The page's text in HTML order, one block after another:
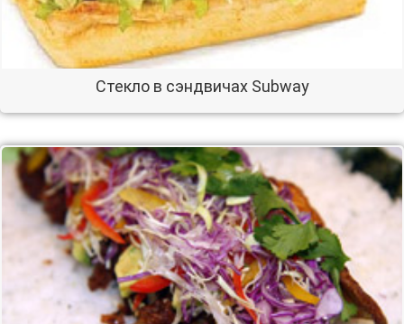
Стекло в сэндвичах Subway